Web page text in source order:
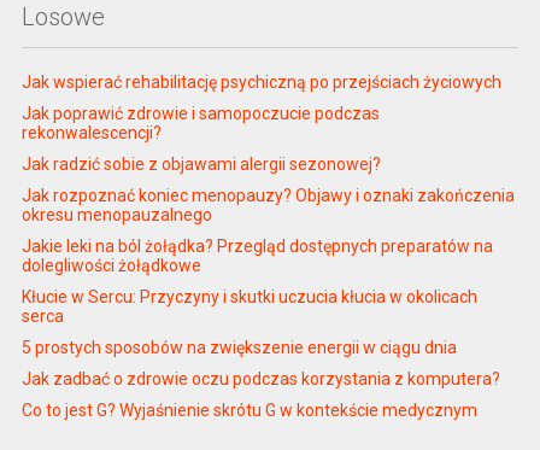
Losowe
Jak wspierać rehabilitację psychiczną po przejściach życiowych
Jak poprawić zdrowie i samopoczucie podczas
rekonwalescencji?
Jak radzić sobie z objawami alergii sezonowej?
Jak rozpoznać koniec menopauzy? Objawy i oznaki zakończenia
okresu menopauzalnego
Jakie leki na ból żołądka? Przegląd dostępnych preparatów na
dolegliwości żołądkowe
Kłucie w Sercu: Przyczyny i skutki uczucia kłucia w okolicach
serca
5 prostych sposobów na zwiększenie energii w ciągu dnia
Jak zadbać o zdrowie oczu podczas korzystania z komputera?
Co to jest G? Wyjaśnienie skrótu G w kontekście medycznym